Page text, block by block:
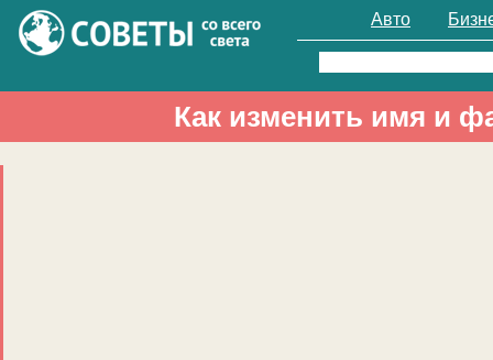
Авто
Найти:
Как изменить имя и